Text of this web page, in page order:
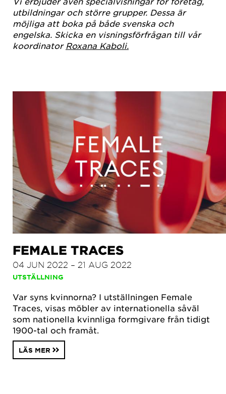
utbildningar och större grupper. Dessa är
möjliga att boka på både svenska och
engelska. Skicka en visningsförfrågan till vår
koordinator Roxana Kaboli.
FEMALE TRACES
04 JUN 2022 – 21 AUG 2022
UTSTÄLLNING
Var syns kvinnorna? I utställningen Female
Traces, visas möbler av internationella såväl
som nationella kvinnliga formgivare från tidigt
1900-tal och framåt.
LÄS MER